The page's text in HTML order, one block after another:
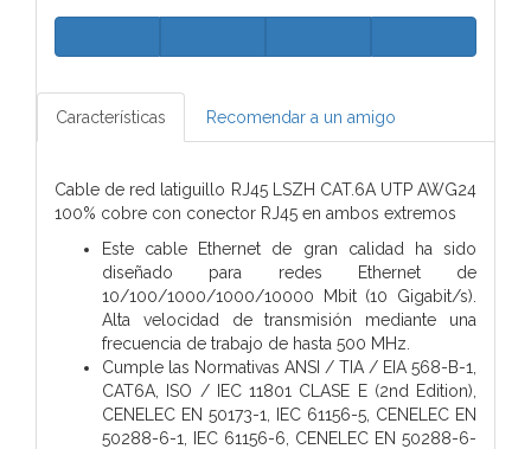
Características Recomendar a un amigo
Cable de red latiguillo RJ45 LSZH CAT.6A UTP AWG24
100% cobre con conector RJ45 en ambos extremos
Este cable Ethernet de gran calidad ha sido
diseñado para redes Ethernet de
10/100/1000/1000/10000 Mbit (10 Gigabit/s).
Alta velocidad de transmisión mediante una
frecuencia de trabajo de hasta 500 MHz.
Cumple las Normativas ANSI / TIA / EIA 568-B-1,
CAT6A, ISO / IEC 11801 CLASE E (2nd Edition),
CENELEC EN 50173-1, IEC 61156-5, CENELEC EN
50288-6-1, IEC 61156-6, CENELEC EN 50288-6-